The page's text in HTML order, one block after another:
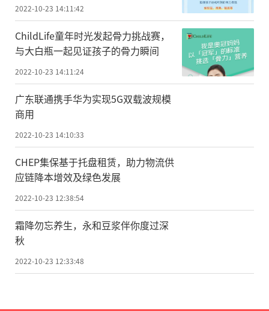
2022-10-23 14:11:42
ChildLife童年时光发起骨力挑战赛，
与大白瓶一起见证孩子的骨力瞬间
2022-10-23 14:11:24
广东联通携手华为实现5G双载波规模
商用
2022-10-23 14:10:33
CHEP集保基于托盘租赁，助力物流供
应链降本增效及绿色发展
2022-10-23 12:38:54
霜降勿忘养生，永和豆浆伴你度过深
秋
2022-10-23 12:33:48